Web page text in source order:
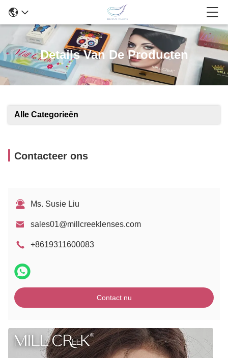
Details Van De Producten
Alle Categorieën
Contacteer ons
Ms. Susie Liu
sales01@millcreeklenses.com
+8619311600083
Contact nu